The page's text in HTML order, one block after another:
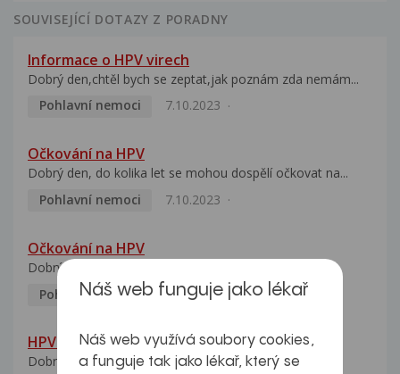
SOUVISEJÍCÍ DOTAZY Z PORADNY
Informace o HPV virech
Dobrý den,chtěl bych se zeptat,jak poznám zda nemám...
Pohlavní nemoci
7.10.2023
Očkování na HPV
Dobrý den, do kolika let se mohou dospělí očkovat na...
Pohlavní nemoci
7.10.2023
Očkování na HPV
Dobrý den, mým dětem je 18 a 20 let. Chci je nechat...
Pohlavní nemoci
5.10.2023
HPV pozitivní manželka
Dobrý den, manželka po xx letech přivezla z Východu...
Náš web funguje jako lékař
Náš web využívá soubory cookies,
a funguje tak jako lékař, který se